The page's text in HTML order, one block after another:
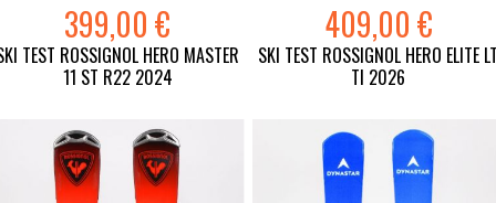
399,00 €
TEST ROSSIGNOL HERO MASTER
11 ST R22 2024
409,00 €
SKI TEST ROSSIGNOL HERO ELITE
TI 2026